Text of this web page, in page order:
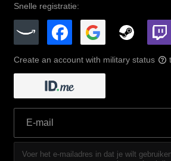
Snelle registratie:
Create an account with military status ?
Voer het e-mailadres in dat je wilt